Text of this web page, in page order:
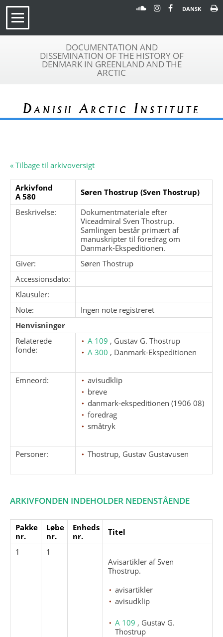
DANSK
DOCUMENTATION AND
DISSEMINATION OF THE HISTORY OF
DENMARK IN GREENLAND AND THE
ARCTIC
Danish Arctic Institute
« Tilbage til arkivoversigt
Arkivfond
A 580
Søren Thostrup (Sven Thostrup)
Beskrivelse:
Dokumentmateriale efter
Viceadmiral Sven Thostrup.
Samlingen består primært af
manuskripter til foredrag om
Danmark-Ekspeditionen.
Giver:
Søren Thostrup
Accessionsdato:
Klausuler:
Note:
Ingen note registreret
Henvisninger
Relaterede
fonde:
A 109 , Gustav G. Thostrup
A 300 , Danmark-Ekspeditionen
Emneord:
avisudklip
breve
danmark-ekspeditionen (1906 08)
foredrag
småtryk
Personer: Thostrup, Gustav Gustavusen
ARKIVFONDEN INDEHOLDER NEDENSTÅENDE
Pakke
nr.
Løbe
nr.
Enheds
nr.
Titel
1
1
Avisartikler af Sven
Thostrup.
avisartikler
avisudklip
A 109 , Gustav G.
Thostrup